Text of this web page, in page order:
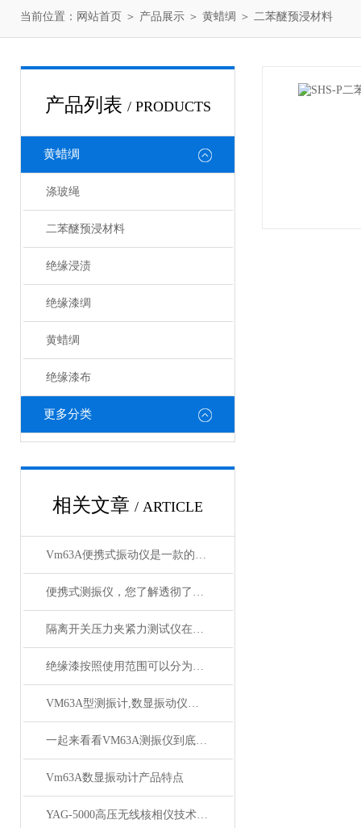
当前位置： 网站首页 ＞ 产品展示 ＞ 黄蜡绸 ＞ 二苯醚预浸材料
产品列表 / PRODUCTS
黄蜡绸
涤玻绳
二苯醚预浸材料
绝缘浸渍
绝缘漆绸
黄蜡绸
绝缘漆布
更多分类
相关文章 / ARTICLE
Vm63A便携式振动仪是一款的小型的振动仪
便携式测振仪，您了解透彻了吗？
隔离开关压力夹紧力测试仪在电力设备中的应用
绝缘漆按照使用范围可以分为哪几类
VM63A型测振计,数显振动仪便携式数显振动仪*
一起来看看VM63A测振仪到底有些什么特点？
Vm63A数显振动计产品特点
YAG-5000高压无线核相仪技术参数